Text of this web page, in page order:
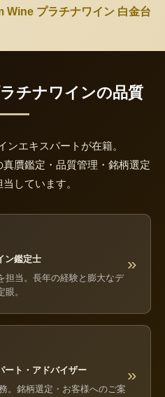
Wine プラチナワイン 白金台
チナワインの品質
ンエキスパートが在籍。
贋鑑定・品質管理・銘柄選定
しています。
ン鑑定士
担当。長年の経験と膨大なデ
。
»
ート・アドバイザー
。銘柄選定・お客様へのご案
»